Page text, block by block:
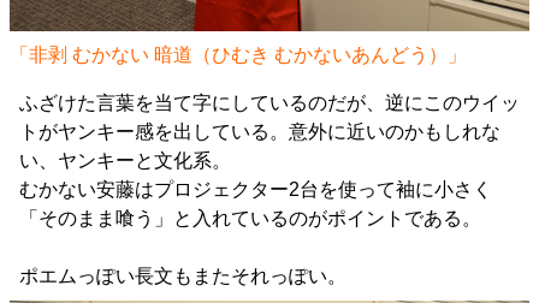
「非剥 むかない 暗道（ひむき むかないあんどう）」
ふざけた言葉を当て字にしているのだが、逆にこのウイッ
トがヤンキー感を出している。意外に近いのかもしれな
い、ヤンキーと文化系。
むかない安藤はプロジェクター2台を使って袖に小さく
「そのまま喰う」と入れているのがポイントである。
ポエムっぽい長文もまたそれっぽい。